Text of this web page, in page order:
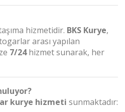
hizmetidir. BKS Kurye,
arası yapılan
7/24hizmet sunarak, her
kurye hizmeti sunmaktadır: